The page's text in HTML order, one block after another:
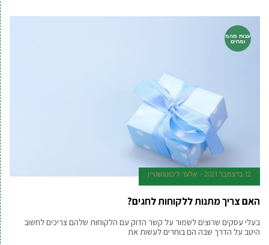
עצות מהמ
ומחים
12 בדצמבר 2021 אלעד ליכנטנשטיין
האם צריך מתנות ללקוחות לחגים?
בעלי עסקים שרוצים לשמור על קשר הדוק עם הלקוחות שלהם צריכים לחשוב
היטב על הדרך שבה הם בוחרים לעשות את